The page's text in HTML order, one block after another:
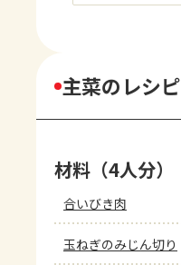
主菜のレシピ
材料（4人分）
合いびき肉
玉ねぎのみじん切り